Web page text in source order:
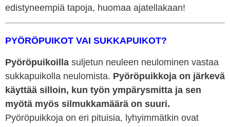
edistyneempiä tapoja, huomaa ajatellakaan!
PYÖRÖPUIKOT VAI SUKKAPUIKOT?
Pyöröpuikoilla suljetun neuleen neulominen vastaa
sukkapuikolla neulomista. Pyöröpuikkoja on järkevä
käyttää silloin, kun työn ympärysmitta ja sen
myötä myös silmukkamäärä on suuri.
Pyöröpuikkoja on eri pituisia, lyhyimmätkin ovat